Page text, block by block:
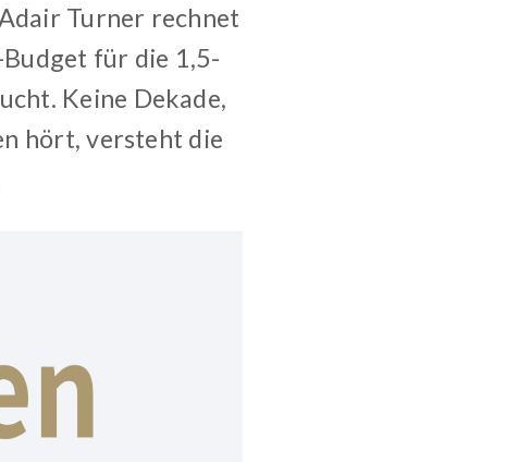
Turner rechnet
für die 1,5-
Keine Dekade,
hört, versteht die